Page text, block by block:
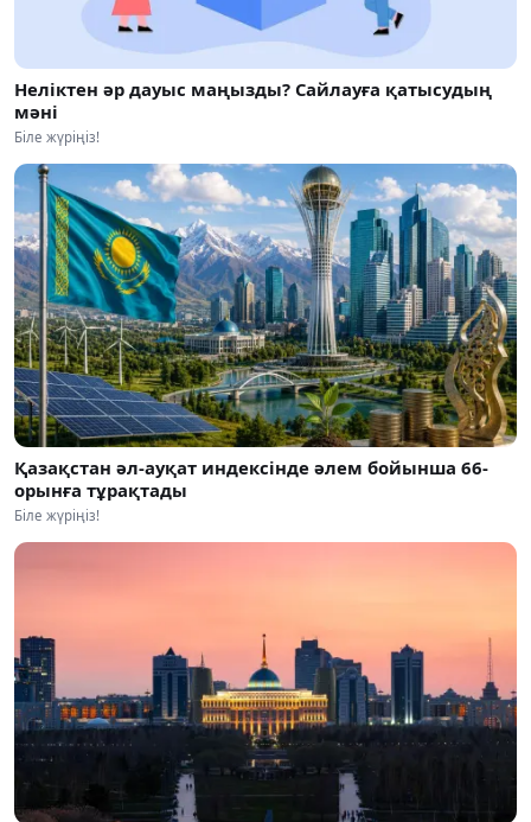
Неліктен әр дауыс маңызды? Сайлауға қатысудың
мәні
Біле жүріңіз!
Қазақстан әл-ауқат индексінде әлем бойынша 66-
орынға тұрақтады
Біле жүріңіз!